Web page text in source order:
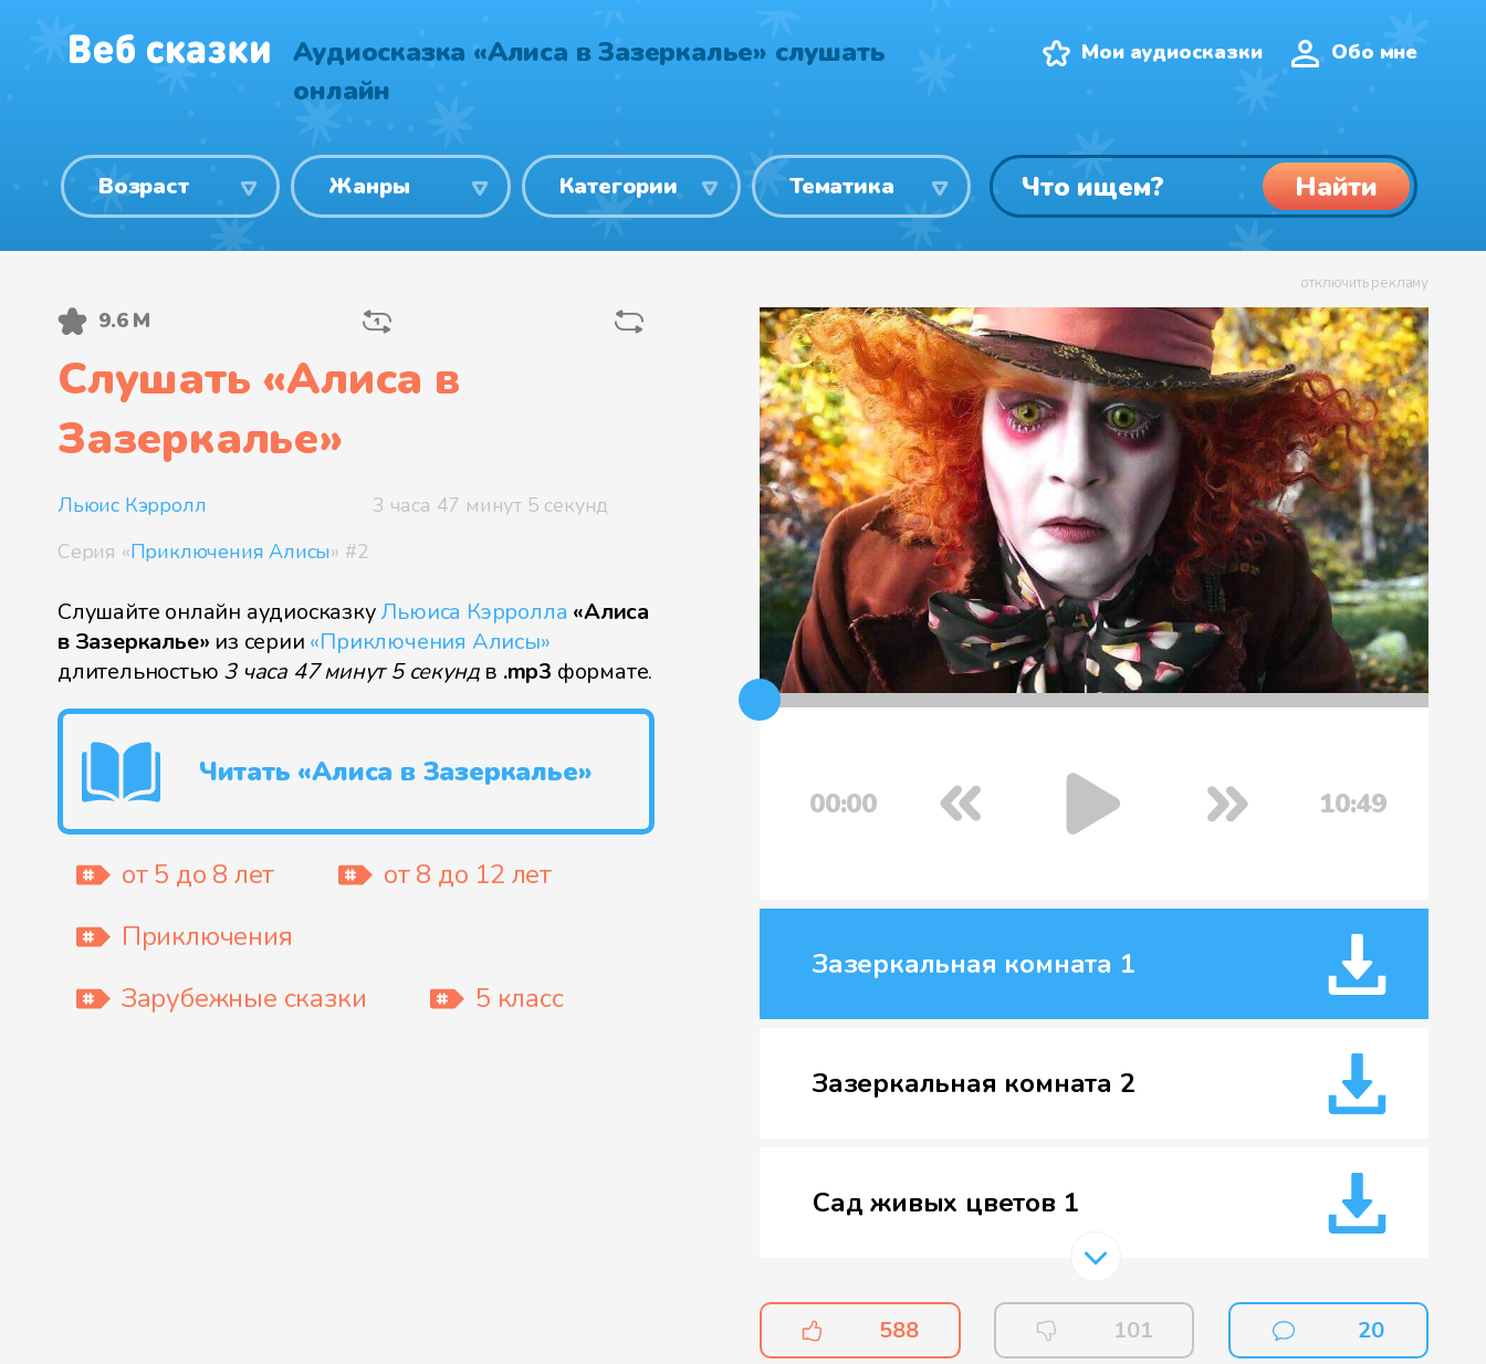
Аудиосказка «Алиса в Зазеркалье» слушать
онлайн
Мои аудиосказки Обо мне
Возраст Жанры Категории Тематика Найти
отключить рекламу
00:00 10:49
Зазеркальная комната 1
Зазеркальная комната 2
Сад живых цветов 1
Сад живых цветов 2
588 101 20
9.6 М
Слушать «Алиса в
Зазеркалье»
Льюис Кэрролл
3 часа 47 минут 5 секунд
Серия «Приключения Алисы» #2
Слушайте онлайн аудиосказкуЛьюиса Кэрролла «Алиса
в Зазеркалье» из серии «Приключения Алисы»
длительностью 3 часа 47 минут 5 секундв .mp3 формате.
Читать «Алиса в Зазеркалье»
от 5 до 8 лет
от 8 до 12 лет
Приключения
Зарубежные сказки
5 класс